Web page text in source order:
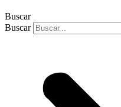
Buscar
Buscar